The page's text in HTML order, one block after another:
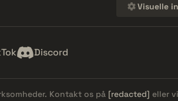
Visuelle
Discord
Kontakt os på [redacted] eller